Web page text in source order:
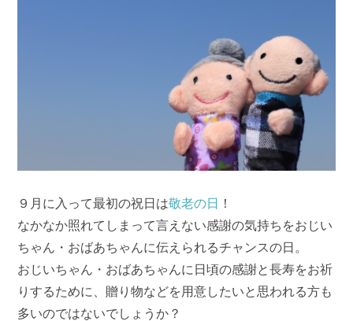
９月に入って最初の祝日は敬老の日
！
なかなか照れてしまって言えない感謝の気持ちをおじい
ちゃん・おばあちゃんに伝えられるチャンスの日。
おじいちゃん・おばあちゃんに日頃の感謝と長寿をお祈
りするために、贈り物などを用意したいと思われる方も
多いのではないでしょうか？